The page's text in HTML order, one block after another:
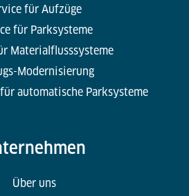
für Aufzüge
für Parksysteme
Materialflusssysteme
Modernisierung
automatische Parksysteme
Über uns